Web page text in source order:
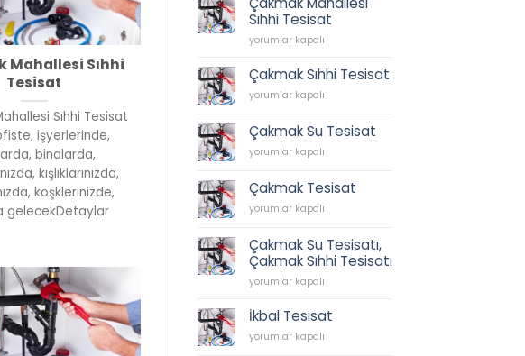
Mahallesi Sıhhi
Tesisat
Sıhhi Tesisat
işyerlerinde,
binalarda,
kışlıklarınızda,
köşklerinizde,
gelecekDetaylar
için
Tesisat,
0538
202
45.
için
Sıhhi Tesisat
Çakmak
Sıhhi
Tesisat
için
yorumlar kapalı
Çakmak Sıhhi Tesisat
Çakmak
Tesisat
için
yorumlar kapalı
Çakmak Su Tesisat
Çakmak
Tesisat
için
yorumlar kapalı
Çakmak Tesisat
Çakmak
yorumlar kapalı
Çakmak Su Tesisatı,
Çakmak Sıhhi Tesisatı
Çakmak
Tesisatı,
Çakmak
Sıhhi
yorumlar kapalı
İkbal Tesisat
İkbal
yorumlar kapalı